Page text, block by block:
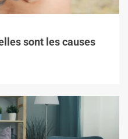
sont les causes